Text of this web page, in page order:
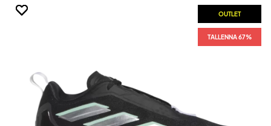
OUTLET
TALLENNA 67%
OUTLET
TALLENNA 67%
OUTLET
TALLENNA 67%
OUTLET
TALLENNA 67%